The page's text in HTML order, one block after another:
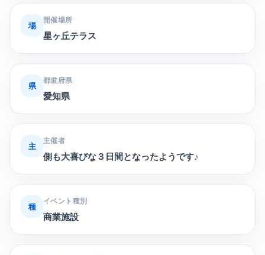
場
開催場所
星ヶ丘テラス
県
都道府県
愛知県
主
主催者
側も大喜びな３日間となったようです♪
種
イベント種別
商業施設